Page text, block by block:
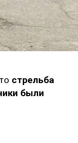
стрельба
были